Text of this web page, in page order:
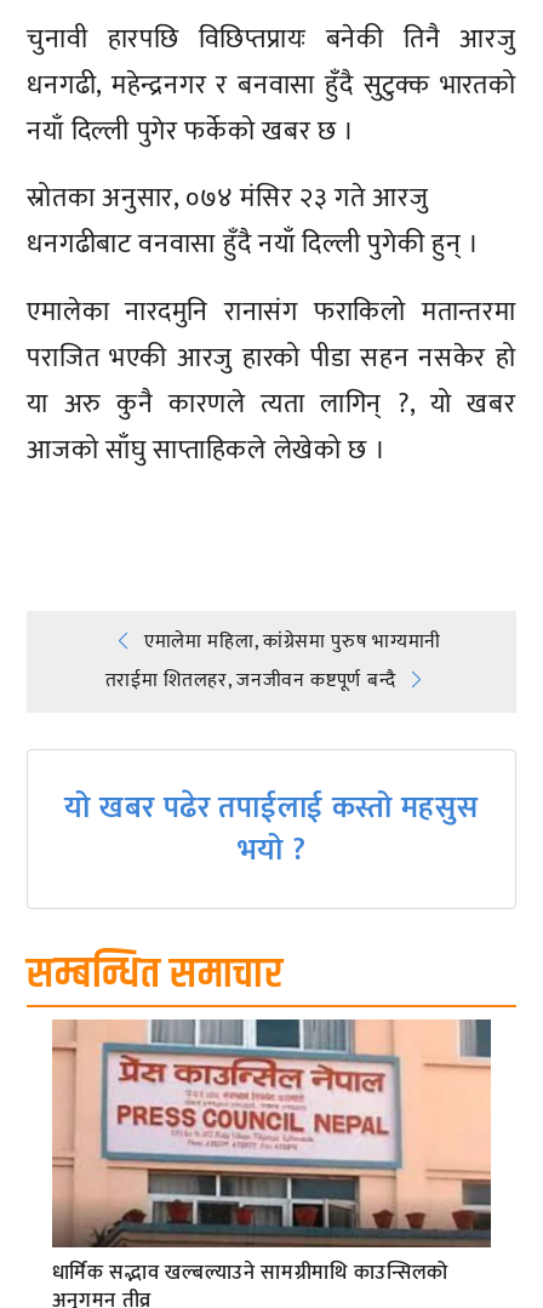
चुनावी हारपछि विछिप्तप्रायः बनेकी तिनै आरजु
धनगढी, महेन्द्रनगर र बनवासा हुँदै सुटुक्क भारतको
नयाँ दिल्ली पुगेर फर्केको खबर छ ।
स्रोतका अनुसार, ०७४ मंसिर २३ गते आरजु
धनगढीबाट वनवासा हुँदै नयाँ दिल्ली पुगेकी हुन् ।
एमालेका नारदमुनि रानासंग फराकिलो मतान्तरमा
पराजित भएकी आरजु हारको पीडा सहन नसकेर हो
या अरु कुनै कारणले त्यता लागिन् ?, यो खबर
आजको साँघु साप्ताहिकले लेखेको छ ।
Post
navigation
एमालेमा महिला, कांग्रेसमा पुरुष भाग्यमानी
तराईमा शितलहर, जनजीवन कष्टपूर्ण बन्दै
यो खबर पढेर तपाईलाई कस्तो महसुस
भयो ?
सम्बन्धित समाचार
धार्मिक सद्भाव खल्बल्याउने सामग्रीमाथि काउन्सिलको
अनुगमन तीव्र